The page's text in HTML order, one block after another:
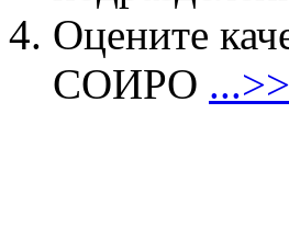
Оцените
СОИРО ...>>